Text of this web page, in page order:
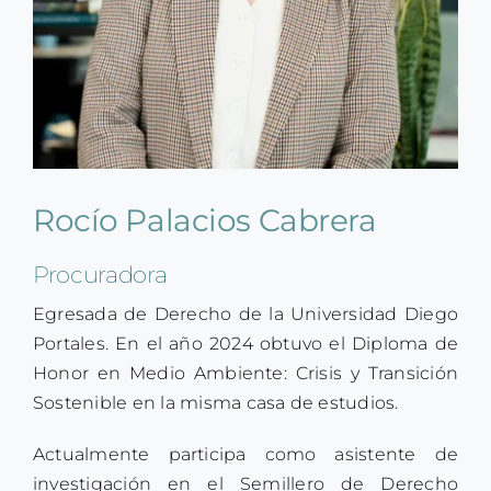
SMART PERMITS
Rocío Palacios Cabrera
Procuradora
Egresada de Derecho de la Universidad Diego
Portales. En el año 2024 obtuvo el Diploma de
Honor en Medio Ambiente: Crisis y Transición
Sostenible en la misma casa de estudios.
Actualmente participa como asistente de
investigación en el Semillero de Derecho